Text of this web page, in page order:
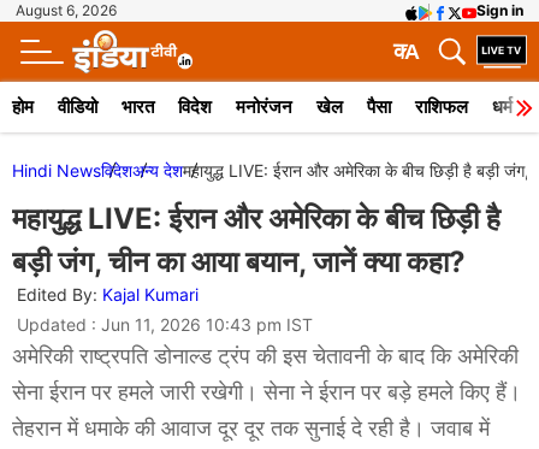
August 6, 2026 Sign in
A
क
होम वीडियो भारत विदेश मनोरंजन खेल पैसा राशिफल धर्म
Hindi Newsविदेशअन्य देशमहायुद्ध LIVE: ईरान और अमेरिका के बीच छिड़ी है बड़ी जंग,
महायुद्ध LIVE: ईरान और अमेरिका के बीच छिड़ी है
बड़ी जंग, चीन का आया बयान, जानें क्या कहा?
Edited By: Kajal Kumari
Updated : Jun 11, 2026 10:43 pm IST
अमेरिकी राष्ट्रपति डोनाल्ड ट्रंप की इस चेतावनी के बाद कि अमेरिकी
सेना ईरान पर हमले जारी रखेगी। सेना ने ईरान पर बड़े हमले किए हैं।
तेहरान में धमाके की आवाज दूर दूर तक सुनाई दे रही है। जवाब में